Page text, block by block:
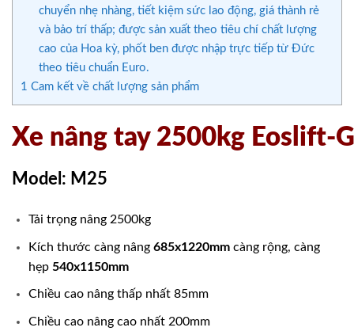
chuyển nhẹ nhàng, tiết kiệm sức lao động, giá thành rẻ
và bảo trí thấp; được sản xuất theo tiêu chí chất lượng
cao của Hoa kỳ, phốt ben được nhập trực tiếp từ Đức
theo tiêu chuẩn Euro.
1 Cam kết về chất lượng sản phẩm
Xe nâng tay 2500kg Eoslift-
Model: M25
Tải trọng nâng 2500kg
Kích thước càng nâng 685x1220mmcàng rộng, càng
hẹp540x1150mm
Chiều cao nâng thấp nhất 85mm
Chiều cao nâng cao nhất 200mm